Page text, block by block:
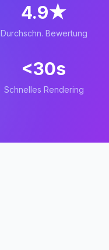
4.9★
Durchschn. Bewertung
<30s
Schnelles Rendering